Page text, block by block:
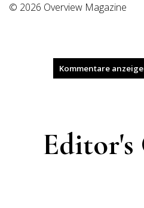
© 2026 Overview Magazine
Kommentare
Editor's